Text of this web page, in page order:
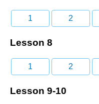
1 2
Lesson 8
1 2
Lesson 9-10